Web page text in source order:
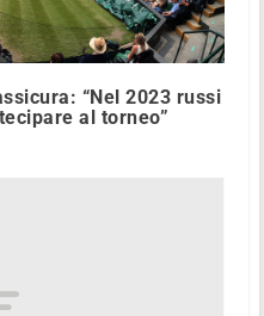
“Nel 2023 russi
al torneo”